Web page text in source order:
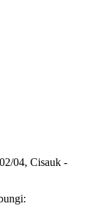
04, Cisauk -